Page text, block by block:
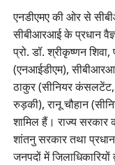
एनडीएमए की ओर से
सीबीआरआई के प्रधान
प्रो. डॉ. श्रीकृष्णन
(एनआईडीएम),
ठाकुर (सीनियर
रुड़की), रानू चौहान
शामिल हैं। राज्य
शांतनु सरकार तथा
जनपदों में जिलाधिकारियों